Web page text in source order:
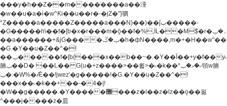
���y�h��Z��m����֫����a��涶
�w��u�a�i�w^Ƙi��u��r�-�jZ�"}驷
*Z�����a�����Z�����a���N)��)��۫jب�����-
�G�����h\��f�[b�x�r���m�ǭ��f�%,ÏL��M$�r�܅�ݕ�&���rب��m���-
��a������+&jG����ݕ�ڱ�h�фN����,m�+�H��w"��!
�G.�Y��ؚu�Z��^�!
��ݕ�����f�[b{���x��b��~�.�Y��آ��+y�f��y˫���w�w
腩ݕ��D� ��L�� G(u�+z����>��뢻>�˫�k��*ޚ�ޅ�ݕ顊w腩
ݕ�.�W%�Ǣ��!jwez'�g�����!�G.�Y��ؚu�Z��^�!
���x��˫�k��+��-�4�|!
�W��g�����.�Y��؜���޶���z�l��z�lz��ǫ��욇
^���j����z�⽫